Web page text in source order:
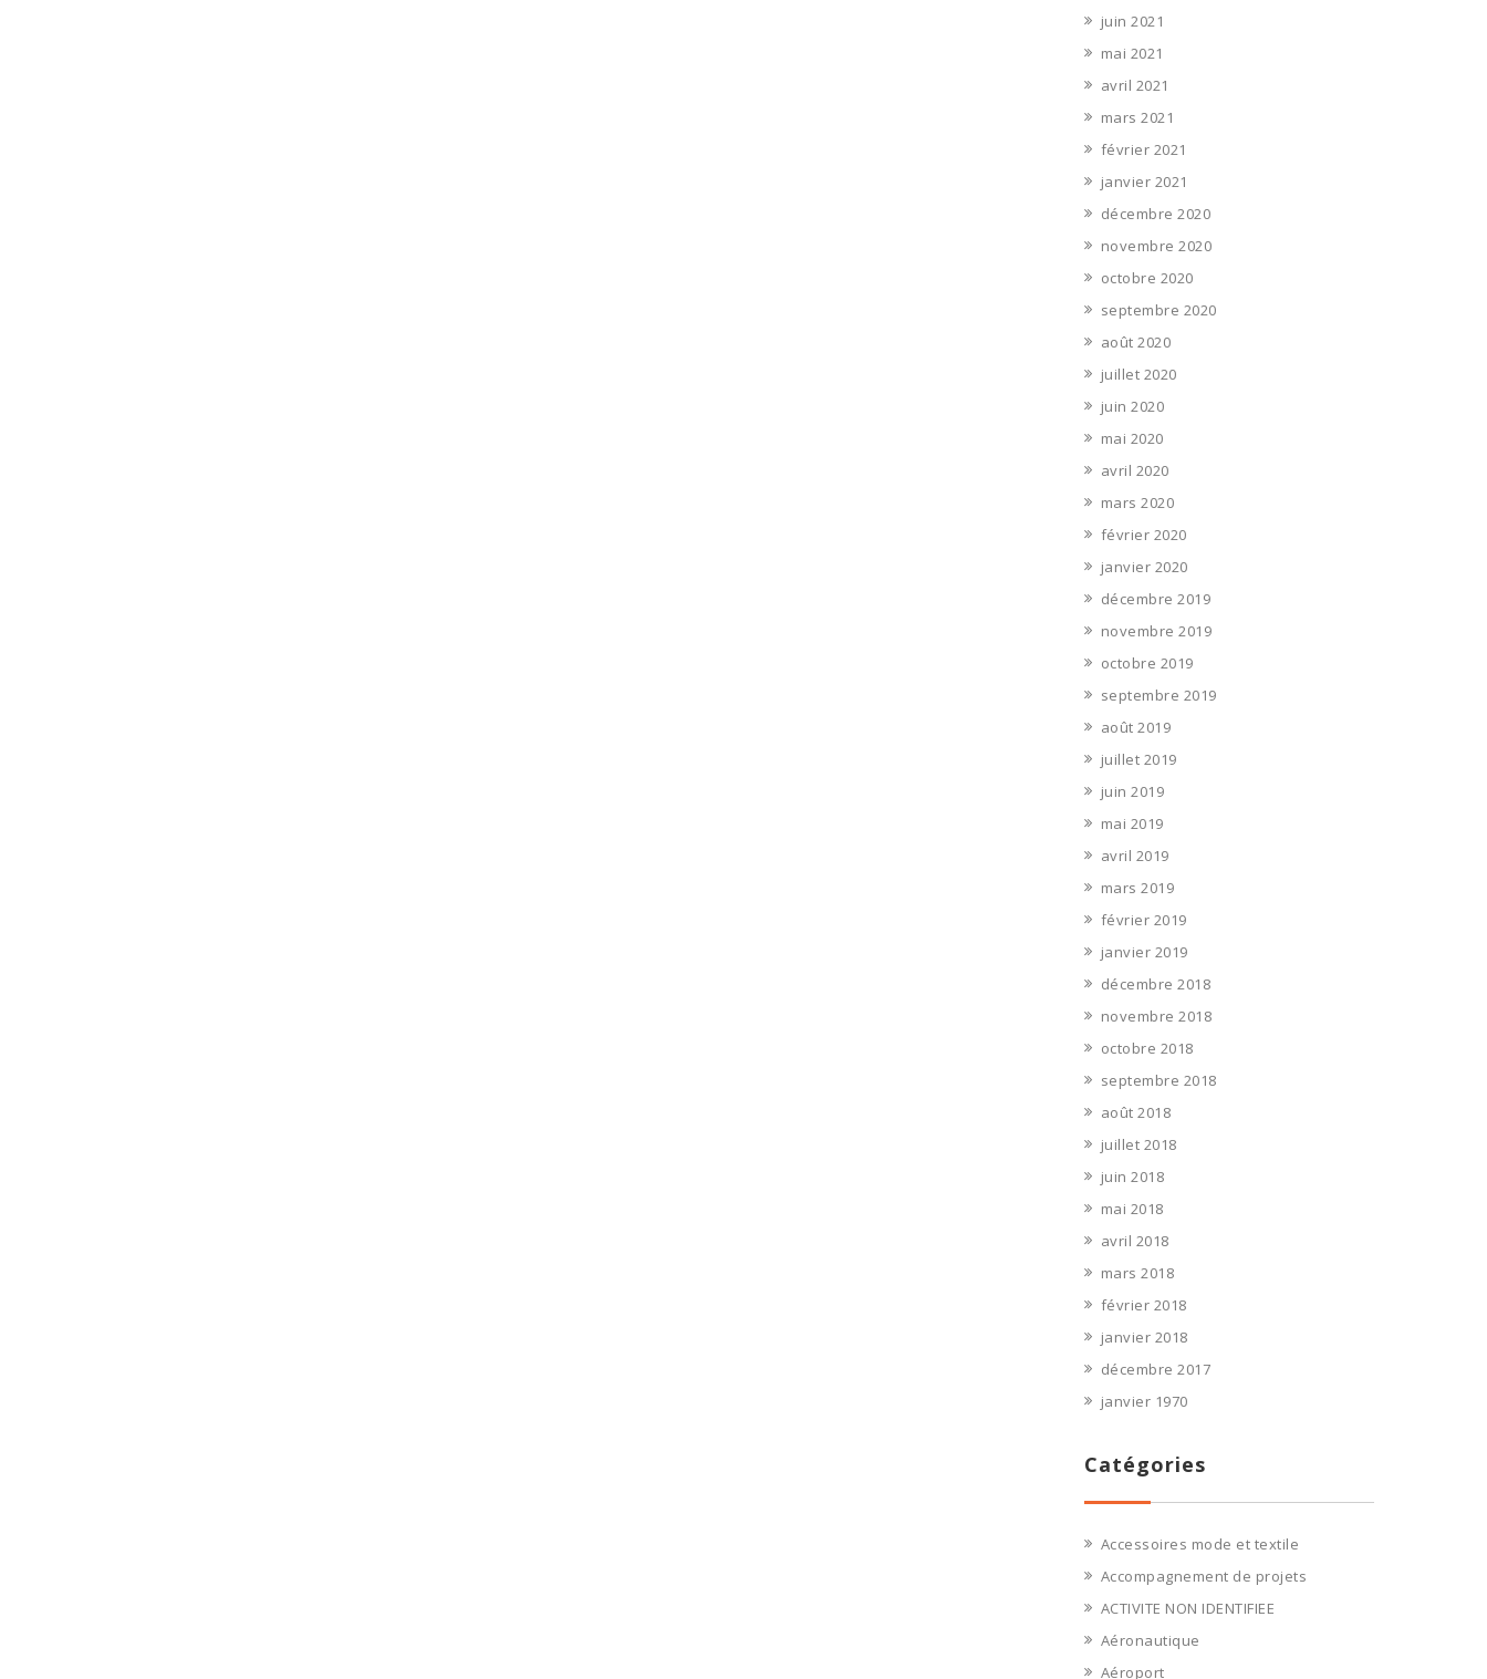
juin 2021
mai 2021
avril 2021
mars 2021
février 2021
janvier 2021
décembre 2020
novembre 2020
octobre 2020
septembre 2020
août 2020
juillet 2020
juin 2020
mai 2020
avril 2020
mars 2020
février 2020
janvier 2020
décembre 2019
novembre 2019
octobre 2019
septembre 2019
août 2019
juillet 2019
juin 2019
mai 2019
avril 2019
mars 2019
février 2019
janvier 2019
décembre 2018
novembre 2018
octobre 2018
septembre 2018
août 2018
juillet 2018
juin 2018
mai 2018
avril 2018
mars 2018
février 2018
janvier 2018
décembre 2017
janvier 1970
Catégories
Accessoires mode et textile
Accompagnement de projets
ACTIVITE NON IDENTIFIEE
Aéronautique
Aéroport